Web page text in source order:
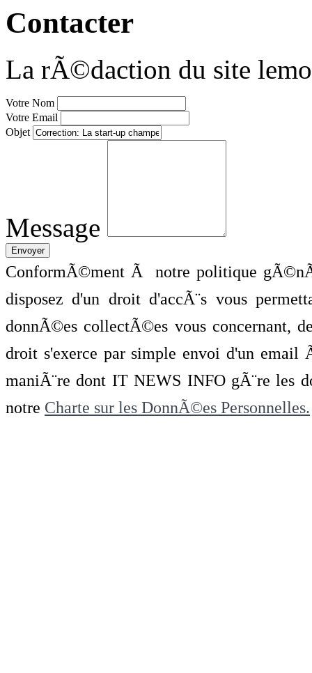
Contacter
La rÃ©daction du site
Votre Nom
Votre Email
Objet
Message
ConformÃ©ment Ã notre politique
disposez d'un droit d'accÃ¨s vous
donnÃ©es collectÃ©es vous concernant,
droit s'exerce par simple envoi d'un
maniÃ¨re dont IT NEWS INFO gÃ¨re les
notre Charte sur les DonnÃ©es Personnelles.